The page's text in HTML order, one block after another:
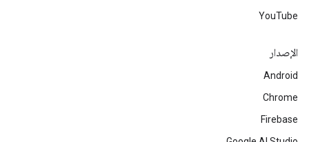
YouTube
الإصدار
Android
Chrome
Firebase